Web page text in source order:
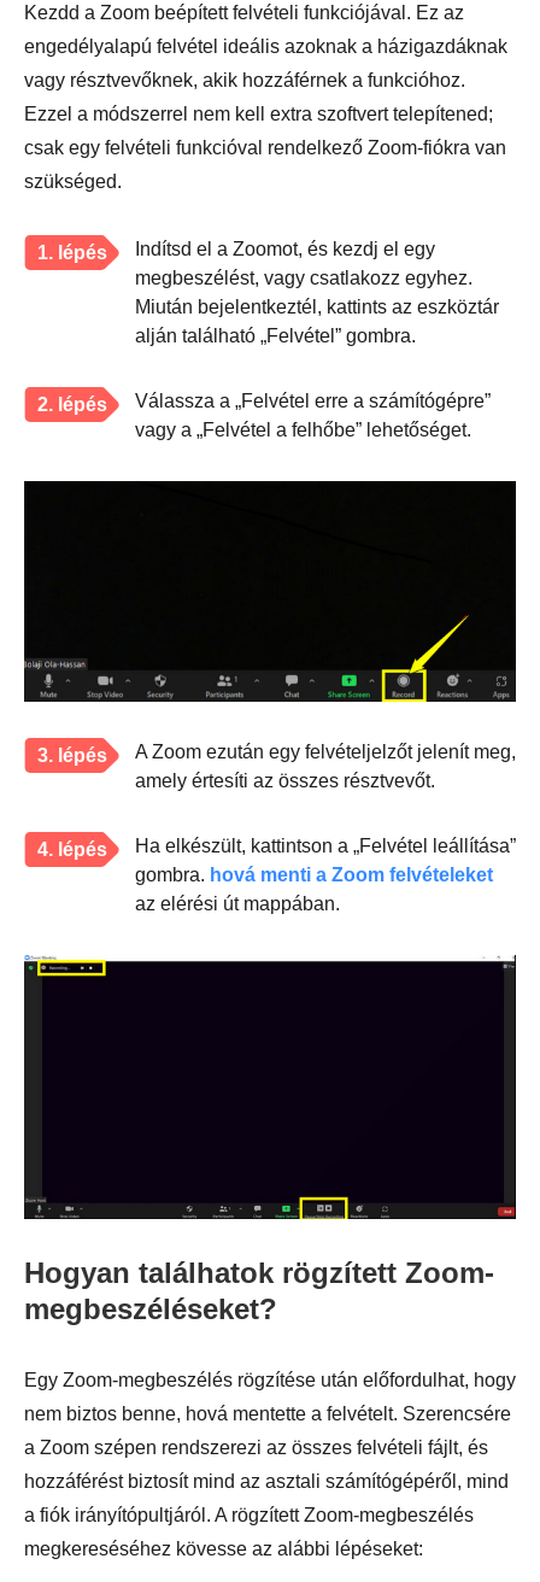
Kezdd a Zoom beépített felvételi funkciójával. Ez az
engedélyalapú felvétel ideális azoknak a házigazdáknak
vagy résztvevőknek, akik hozzáférnek a funkcióhoz.
Ezzel a módszerrel nem kell extra szoftvert telepítened;
csak egy felvételi funkcióval rendelkező Zoom-fiókra van
szükséged.
1. lépés
Indítsd el a Zoomot, és kezdj el egy
megbeszélést, vagy csatlakozz egyhez.
Miután bejelentkeztél, kattints az eszköztár
alján található „Felvétel” gombra.
2. lépés
Válassza a „Felvétel erre a számítógépre”
vagy a „Felvétel a felhőbe” lehetőséget.
3. lépés
A Zoom ezután egy felvételjelzőt jelenít meg,
amely értesíti az összes résztvevőt.
4. lépés
Ha elkészült, kattintson a „Felvétel leállítása”
gombra. hová menti a Zoom felvételeket
az elérési út mappában.
Hogyan találhatok rögzített Zoom-
megbeszéléseket?
Egy Zoom-megbeszélés rögzítése után előfordulhat, hogy
nem biztos benne, hová mentette a felvételt. Szerencsére
a Zoom szépen rendszerezi az összes felvételi fájlt, és
hozzáférést biztosít mind az asztali számítógépéről, mind
a fiók irányítópultjáról. A rögzített Zoom-megbeszélés
megkereséséhez kövesse az alábbi lépéseket: